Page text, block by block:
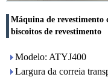
Máquina de revestimento
biscoitos de revestimento
Modelo: ATYJ400
Largura da correia